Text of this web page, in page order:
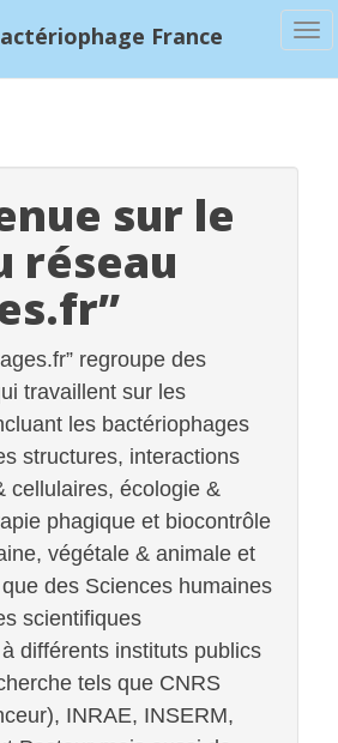
France
sur le
réseau
regroupe des
travaillent sur les
les bactériophages
structures, interactions
cellulaires, écologie &
phagique et biocontrôle
végétale & animale et
des Sciences humaines
scientifiques
différents instituts publics
tels que CNRS
INRAE, INSERM,